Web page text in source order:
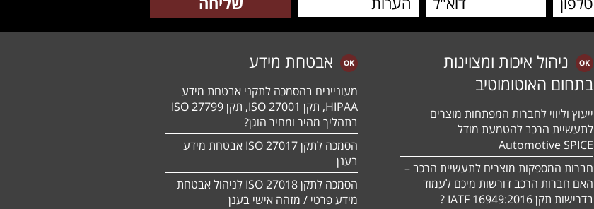
ניהול איכות ומצוינות
בתחום האוטומוטיב
ייעוץ וליווי לחברות המפתחות מוצרים
לתעשיית הרכב להטמעת מודל
Automotive SPICE
חברות המספקות מוצרים לתעשיית הרכב –
האם חברות הרכב דורשות מיכם לעמוד
בדרישות תקן 16949:2016 IATF ?
אבטחת מידע
מעוניינים בהסמכה לתקני אבטחת מידע
בתהליך מהיר ומחיר הוגן?
הסמכה לתקן 27017 ISO אבטחת מידע
בענן
הסמכה לתקן ISO 27018 לניהול אבטחת
מידע פרטי / מזהה אישי בענן